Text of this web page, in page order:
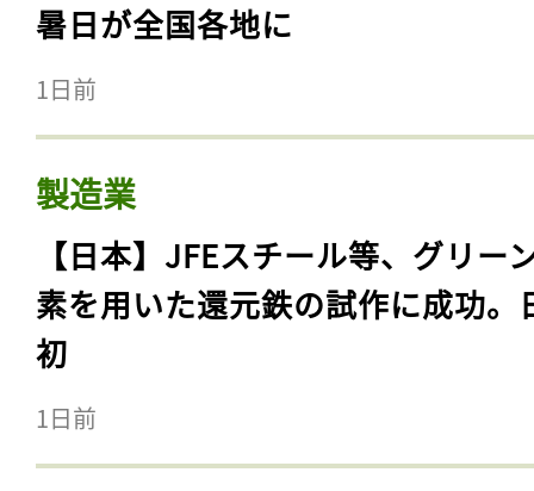
暑日が全国各地に
1日前
製造業
【日本】JFEスチール等、グリー
素を用いた還元鉄の試作に成功。
初
1日前